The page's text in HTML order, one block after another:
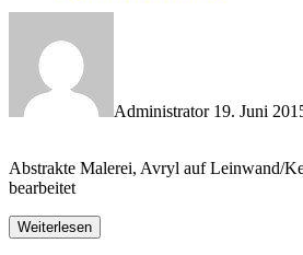
Administrator 19. Juni
Abstrakte Malerei, Avryl auf Leinwand/
bearbeitet
Weiterlesen